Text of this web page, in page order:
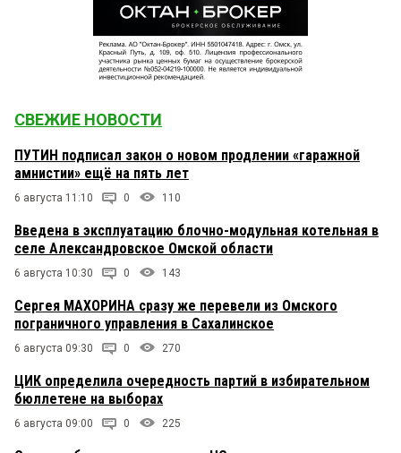
СВЕЖИЕ НОВОСТИ
ПУТИН подписал закон о новом продлении «гаражной
амнистии» ещё на пять лет
6 августа 11:10 0 110
Введена в эксплуатацию блочно-модульная котельная в
селе Александровское Омской области
6 августа 10:30 0 143
Сергея МАХОРИНА сразу же перевели из Омского
пограничного управления в Сахалинское
6 августа 09:30 0 270
ЦИК определила очередность партий в избирательном
бюллетене на выборах
6 августа 09:00 0 225